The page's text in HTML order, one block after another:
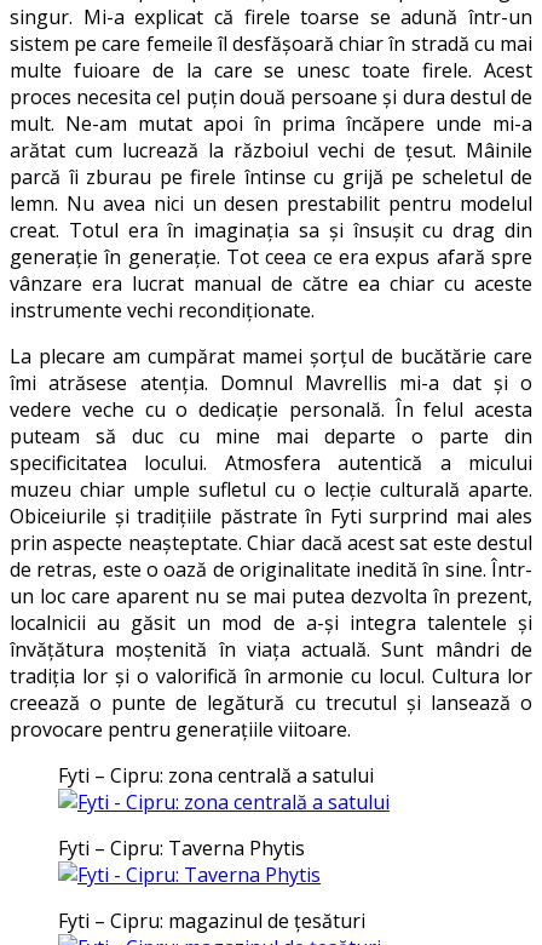
singur. Mi-a explicat că firele toarse se adună într-un
sistem pe care femeile îl desfăşoară chiar în stradă cu mai
multe fuioare de la care se unesc toate firele. Acest
proces necesita cel puţin două persoane şi dura destul de
mult. Ne-am mutat apoi în prima încăpere unde mi-a
arătat cum lucrează la războiul vechi de ţesut. Mâinile
parcă îi zburau pe firele întinse cu grijă pe scheletul de
lemn. Nu avea nici un desen prestabilit pentru modelul
creat. Totul era în imaginaţia sa şi însuşit cu drag din
generaţie în generaţie. Tot ceea ce era expus afară spre
vânzare era lucrat manual de către ea chiar cu aceste
instrumente vechi recondiţionate.
La plecare am cumpărat mamei şorţul de bucătărie care
îmi atrăsese atenţia. Domnul Mavrellis mi-a dat şi o
vedere veche cu o dedicaţie personală. În felul acesta
puteam să duc cu mine mai departe o parte din
specificitatea locului. Atmosfera autentică a micului
muzeu chiar umple sufletul cu o lecţie culturală aparte.
Obiceiurile şi tradiţiile păstrate în Fyti surprind mai ales
prin aspecte neaşteptate. Chiar dacă acest sat este destul
de retras, este o oază de originalitate inedită în sine. Într-
un loc care aparent nu se mai putea dezvolta în prezent,
localnicii au găsit un mod de a-şi integra talentele şi
învăţătura moştenită în viaţa actuală. Sunt mândri de
tradiţia lor şi o valorifică în armonie cu locul. Cultura lor
creează o punte de legătură cu trecutul şi lansează o
provocare pentru generaţiile viitoare.
Fyti – Cipru: zona centrală a satului
Fyti – Cipru: Taverna Phytis
Fyti – Cipru: magazinul de ţesături